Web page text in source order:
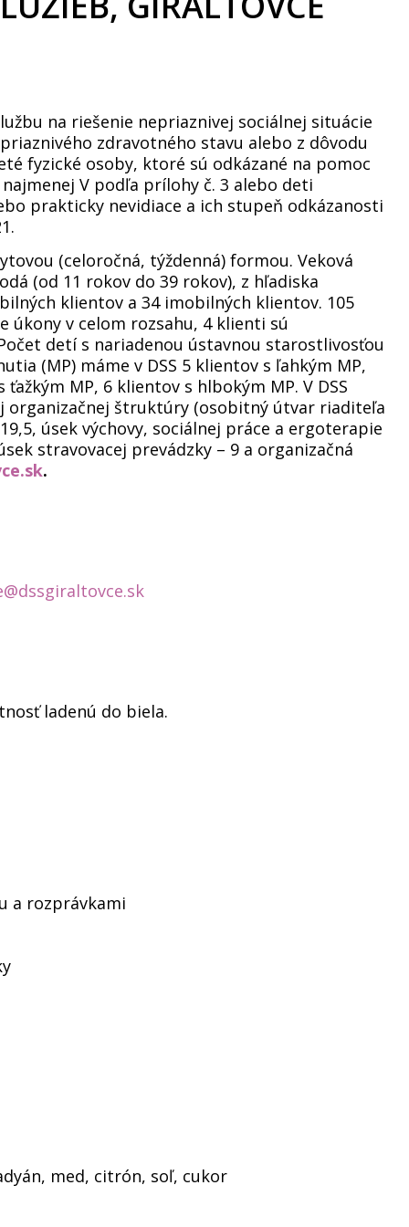
na riešenie nepriaznivej sociálnej situácie
zdravotného stavu alebo z dôvodu
fyzické osoby, ktoré sú odkázané na pomoc
V podľa prílohy č. 3 alebo deti
prakticky nevidiace a ich stupeň odkázanosti
(celoročná, týždenná) formou. Veková
(od 11 rokov do 39 rokov), z hľadiska
klientov a 34 imobilných klientov. 105
úkony v celom rozsahu, 4 klienti sú
detí s nariadenou ústavnou starostlivosťou
(MP) máme v DSS 5 klientov s ľahkým MP,
MP, 6 klientov s hlbokým MP. V DSS
organizačnej štruktúry (osobitný útvar riaditeľa
úsek výchovy, sociálnej práce a ergoterapie
stravovacej prevádzky – 9 a organizačná
.
ladenú do biela.
a rozprávkami
med, citrón, soľ, cukor